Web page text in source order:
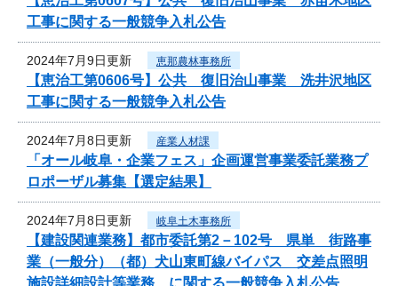
工事に関する一般競争入札公告
2024年7月9日更新 恵那農林事務所
【恵治工第0606号】公共 復旧治山事業 洗井沢地区
工事に関する一般競争入札公告
2024年7月8日更新 産業人材課
「オール岐阜・企業フェス」企画運営事業委託業務プ
ロポーザル募集【選定結果】
2024年7月8日更新 岐阜土木事務所
【建設関連業務】都市委託第2－102号 県単 街路事
業（一般分）（都）犬山東町線バイパス 交差点照明
施設詳細設計等業務 に関する一般競争入札公告